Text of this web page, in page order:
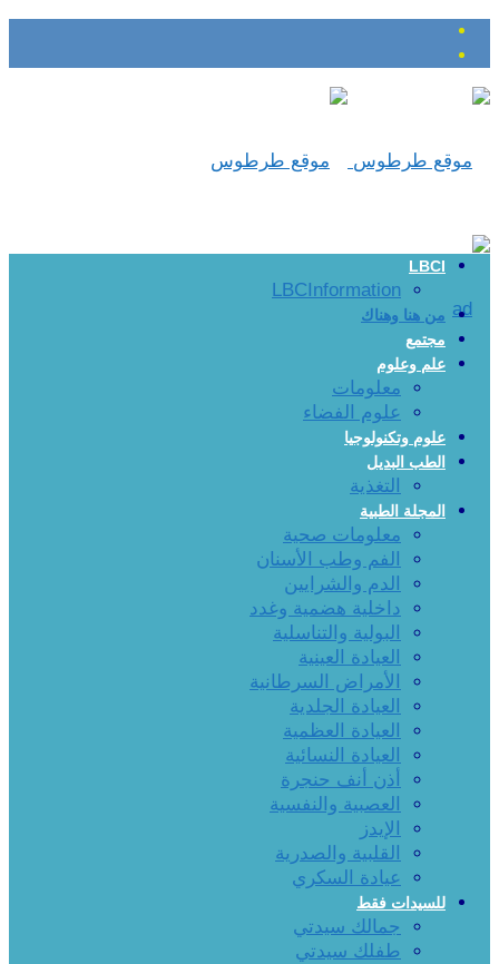
LBCI
LBCInformation
من هنا وهناك
مجتمع
علم وعلوم
معلومات
علوم الفضاء
علوم وتكنولوجيا
الطب البديل
التغذية
المجلة الطبية
معلومات صحية
الفم وطب الأسنان
الدم والشرايين
داخلية هضمية وغدد
البولية والتناسلية
العيادة العينية
الأمراض السرطانية
العيادة الجلدية
العيادة العظمية
العيادة النسائية
أذن أنف حنجرة
العصبية والنفسية
الإيدز
القلبية والصدرية
عيادة السكري
للسيدات فقط
جمالك سيدتي
طفلك سيدتي